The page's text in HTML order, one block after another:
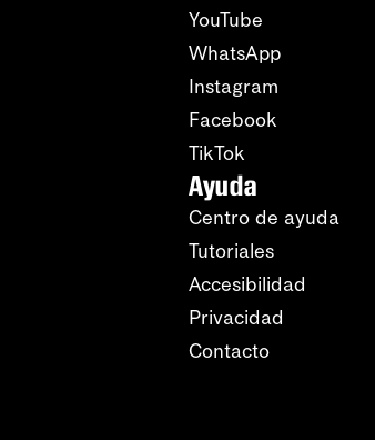
YouTube
WhatsApp
Instagram
Facebook
TikTok
Ayuda
Centro de ayuda
Tutoriales
Accesibilidad
Privacidad
Contacto